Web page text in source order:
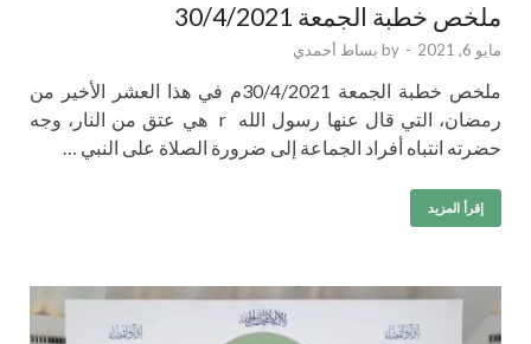
ملخص خطبة الجمعة 30/4/2021
مايو 6, 2021 -
by بساط أحمدي
ملخص خطبة الجمعة 30/4/2021م في هذا العشر الأخير من
رمضان، التي قال عنها رسول الله r هي عتق من النار، وجه
حضرته انتباه أفراد الجماعة إلى ضرورة الصلاة على النبي …
إقرأ المزيد